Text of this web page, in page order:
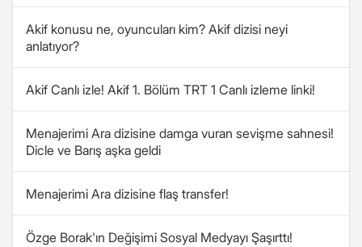
Akif konusu ne, oyuncuları kim? Akif dizisi neyi
anlatıyor?
Akif Canlı izle! Akif 1. Bölüm TRT 1 Canlı izleme linki!
Menajerimi Ara dizisine damga vuran sevişme sahnesi!
Dicle ve Barış aşka geldi
Menajerimi Ara dizisine flaş transfer!
Özge Borak'ın Değişimi Sosyal Medyayı Şaşırttı!